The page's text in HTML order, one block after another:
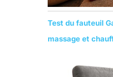
Test du fauteuil
massage et